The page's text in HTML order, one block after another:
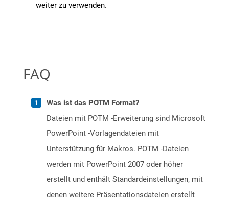
weiter zu verwenden.
FAQ
Was ist das POTM Format?
Dateien mit POTM -Erweiterung sind Microsoft
PowerPoint -Vorlagendateien mit
Unterstützung für Makros. POTM -Dateien
werden mit PowerPoint 2007 oder höher
erstellt und enthält Standardeinstellungen, mit
denen weitere Präsentationsdateien erstellt